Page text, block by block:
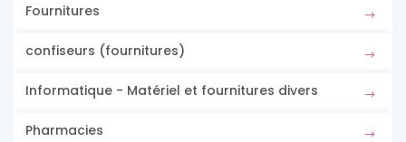
Fournitures
confiseurs (fournitures)
Informatique - Matériel et fournitures divers
Pharmacies